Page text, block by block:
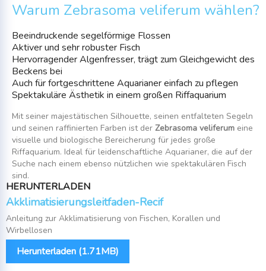
Warum Zebrasoma veliferum wählen?
Beeindruckende segelförmige Flossen
Aktiver und sehr robuster Fisch
Hervorragender Algenfresser, trägt zum Gleichgewicht des
Beckens bei
Auch für fortgeschrittene Aquarianer einfach zu pflegen
Spektakuläre Ästhetik in einem großen Riffaquarium
Mit seiner majestätischen Silhouette, seinen entfalteten Segeln
und seinen raffinierten Farben ist der Zebrasoma veliferum eine
visuelle und biologische Bereicherung für jedes große
Riffaquarium. Ideal für leidenschaftliche Aquarianer, die auf der
Suche nach einem ebenso nützlichen wie spektakulären Fisch
sind.
HERUNTERLADEN
Akklimatisierungsleitfaden-Recif
Anleitung zur Akklimatisierung von Fischen, Korallen und
Wirbellosen
Herunterladen (1.71MB)